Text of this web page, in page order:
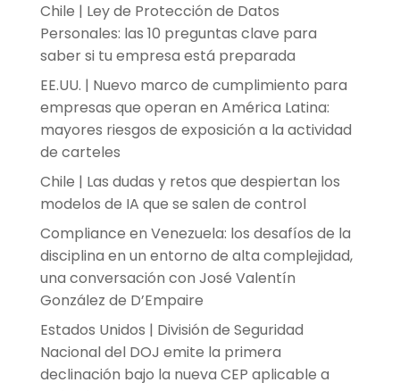
Chile | Ley de Protección de Datos
Personales: las 10 preguntas clave para
saber si tu empresa está preparada
EE.UU. | Nuevo marco de cumplimiento para
empresas que operan en América Latina:
mayores riesgos de exposición a la actividad
de carteles
Chile | Las dudas y retos que despiertan los
modelos de IA que se salen de control
Compliance en Venezuela: los desafíos de la
disciplina en un entorno de alta complejidad,
una conversación con José Valentín
González de D’Empaire
Estados Unidos | División de Seguridad
Nacional del DOJ emite la primera
declinación bajo la nueva CEP aplicable a